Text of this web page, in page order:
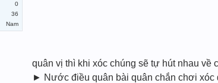
0
36
Nam
quân vị thì khi xóc chúng sẽ tự hút nhau về
► Nước điều quân bài quân chắn chơi xóc